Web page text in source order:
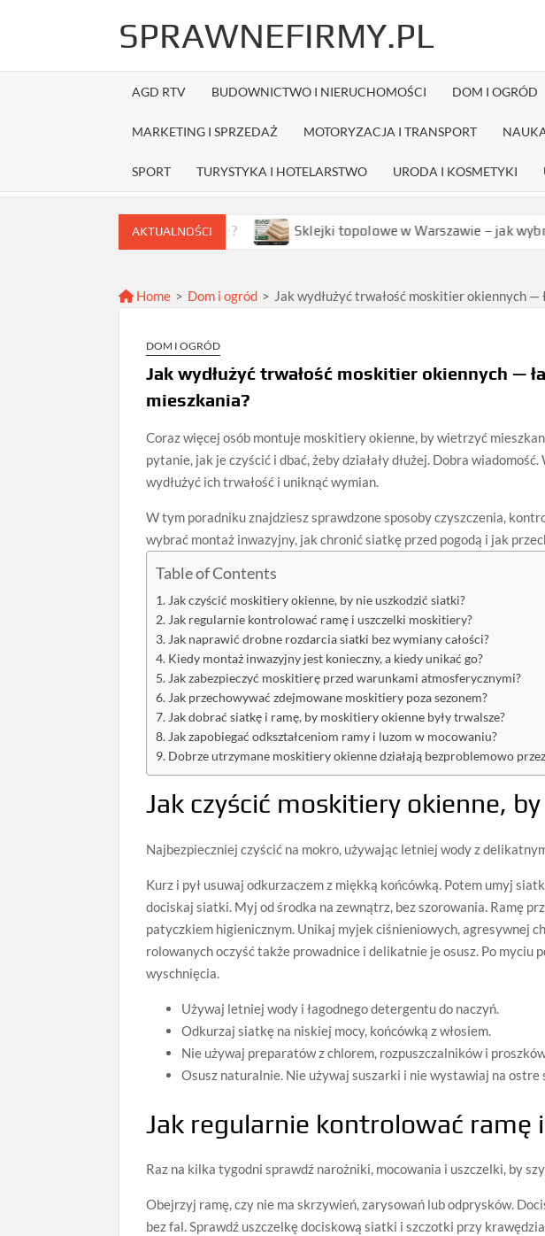
SPRAWNEFIRMY.PL
AGD RTV BUDOWNICTWO I NIERUCHOMOŚCI DOM I OGRÓD
MARKETING I SPRZEDAŻ MOTORYZACJA I TRANSPORT
SPORT TURYSTYKA I HOTELARSTWO URODA I KOSMETYKI
AKTUALNOŚCI
najlepszą ofertę? Sklejki topolowe w Warszawie – jak wybrać najlepszą
Home > Dom i ogród > Jak wydłużyć trwałość moskitier okiennych
DOM I OGRÓD
Jak wydłużyć trwałość moskitier okiennych —
mieszkania?
Coraz więcej osób montuje moskitiery okienne, by wietrzyć
pytanie, jak je czyścić i dbać, żeby działały dłużej. Dobra
wydłużyć ich trwałość i uniknąć wymian.
W tym poradniku znajdziesz sprawdzone sposoby czyszczenia,
wybrać montaż inwazyjny, jak chronić siatkę przed pogodą i jak
Table of Contents
Jak czyścić moskitiery okienne, by nie uszkodzić siatki?
Jak regularnie kontrolować ramę i uszczelki moskitiery?
Jak naprawić drobne rozdarcia siatki bez wymiany całości?
Kiedy montaż inwazyjny jest konieczny, a kiedy unikać go?
Jak zabezpieczyć moskitierę przed warunkami atmosferycznymi?
Jak przechowywać zdejmowane moskitiery poza sezonem?
Jak dobrać siatkę i ramę, by moskitiery okienne były trwalsze?
Jak zapobiegać odkształceniom ramy i luzom w mocowaniu?
Dobrze utrzymane moskitiery okienne działają bezproblemowo
Jak czyścić moskitiery okienne,
Najbezpieczniej czyścić na mokro, używając letniej wody z
Kurz i pył usuwaj odkurzaczem z miękką końcówką. Potem umyj
dociskaj siatki. Myj od środka na zewnątrz, bez szorowania. Ramę
patyczkiem higienicznym. Unikaj myjek ciśnieniowych, agresywnej
rolowanych oczyść także prowadnice i delikatnie je osusz. Po myciu
wyschnięcia.
Używaj letniej wody i łagodnego detergentu do naczyń.
Odkurzaj siatkę na niskiej mocy, końcówką z włosiem.
Nie używaj preparatów z chlorem, rozpuszczalników i
Osusz naturalnie. Nie używaj suszarki i nie wystawiaj na ostre
Jak regularnie kontrolować ramę
Raz na kilka tygodni sprawdź narożniki, mocowania i uszczelki, by
Obejrzyj ramę, czy nie ma skrzywień, zarysowań lub odprysków.
bez fal. Sprawdź uszczelkę dociskową siatki i szczotki przy